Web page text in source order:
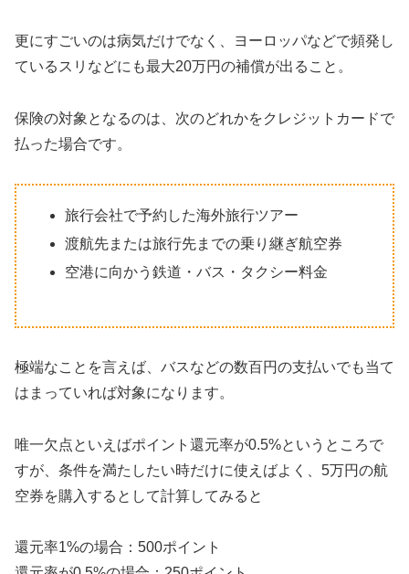
更にすごいのは病気だけでなく、ヨーロッパなどで頻発し
ているスリなどにも最大20万円の補償が出ること。
保険の対象となるのは、次のどれかをクレジットカードで
払った場合です。
旅行会社で予約した海外旅行ツアー
渡航先または旅行先までの乗り継ぎ航空券
空港に向かう鉄道・バス・タクシー料金
極端なことを言えば、バスなどの数百円の支払いでも当て
はまっていれば対象になります。
唯一欠点といえばポイント還元率が0.5%というところで
すが、条件を満たしたい時だけに使えばよく、5万円の航
空券を購入するとして計算してみると
還元率1%の場合：500ポイント